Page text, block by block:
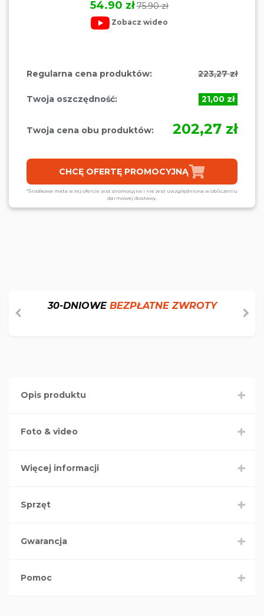
54.90 zł 75.90 zł
Zobacz wideo
Regularna cena produktów: 223,27 zł
Twoja oszczędność: 21,00 zł
Twoja cena obu produktów: 202,27 zł
CHCĘ OFERTĘ PROMOCYJNĄ
*Środkowa mata w tej ofercie jest promocyjna i nie jest uwzględniona w obliczeniu
darmowej dostawy.
30-DNIOWE BEZPŁATNE ZWROTY
Opis produktu
Foto & video
Więcej informacji
Sprzęt
Gwarancja
Pomoc